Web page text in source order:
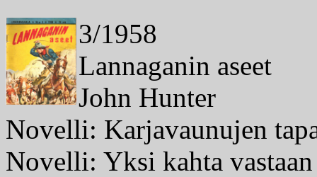
3/1958
Lannaganin aseet
John Hunter
Novelli: Karjavaunujen
Novelli: Yksi kahta